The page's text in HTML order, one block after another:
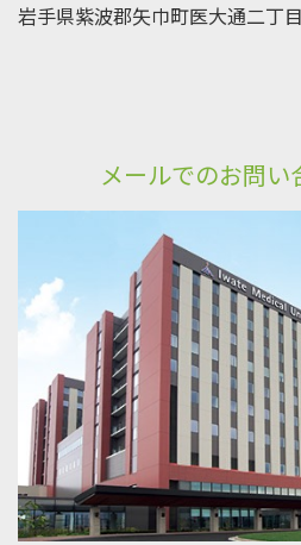
岩手県紫波郡矢巾町医大通二丁
メールでのお問い